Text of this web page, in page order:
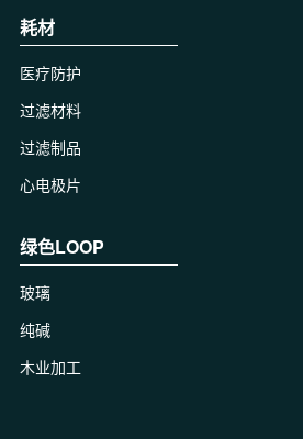
耗材
医疗防护
过滤材料
过滤制品
心电极片
绿色LOOP
玻璃
纯碱
木业加工